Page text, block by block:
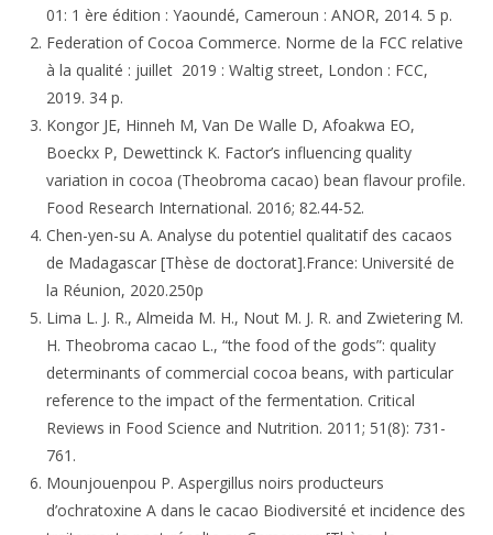
01: 1 ère édition : Yaoundé, Cameroun : ANOR, 2014. 5 p.
Federation of Cocoa Commerce. Norme de la FCC relative
à la qualité : juillet 2019 : Waltig street, London : FCC,
2019. 34 p.
Kongor JE, Hinneh M, Van De Walle D, Afoakwa EO,
Boeckx P, Dewettinck K. Factor’s influencing quality
variation in cocoa (Theobroma cacao) bean flavour profile.
Food Research International. 2016; 82.44-52.
Chen-yen-su A. Analyse du potentiel qualitatif des cacaos
de Madagascar [Thèse de doctorat].France: Université de
la Réunion, 2020.250p
Lima L. J. R., Almeida M. H., Nout M. J. R. and Zwietering M.
H. Theobroma cacao L., “the food of the gods”: quality
determinants of commercial cocoa beans, with particular
reference to the impact of the fermentation. Critical
Reviews in Food Science and Nutrition. 2011; 51(8): 731-
761.
Mounjouenpou P. Aspergillus noirs producteurs
d’ochratoxine A dans le cacao Biodiversité et incidence des